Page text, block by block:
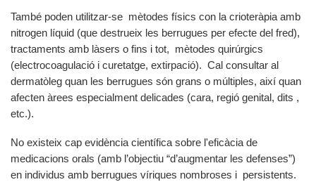
També poden utilitzar-se mètodes físics con la crioteràpia amb
nitrogen líquid (que destrueix les berrugues per efecte del fred),
tractaments amb làsers o fins i tot, mètodes quirúrgics
(electrocoagulació i curetatge, extirpació). Cal consultar al
dermatòleg quan les berrugues són grans o múltiples, així quan
afecten àrees especialment delicades (cara, regió genital, dits ,
etc.).
No existeix cap evidència científica sobre l'eficàcia de
medicacions orals (amb l’objectiu “d’augmentar les defenses”)
en individus amb berrugues víriques nombroses i persistents.